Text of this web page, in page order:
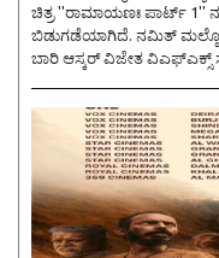
ಚಿತ್ರ ''ರಾಮಾಯಣಃ ಪಾರ್ಟ್ 1'' ನ
ಬಿಡುಗಡೆಯಾಗಿದೆ. ನಮಿತ್
ಬಾರಿ ಆಸ್ಕರ್ ವಿಜೇತ ವಿಎಫ್ಎಕ್ಸ್